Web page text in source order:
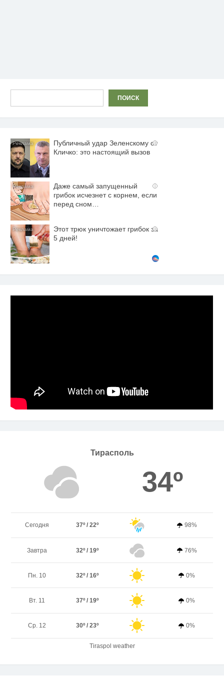
ПОИСК
i
Публичный удар Зеленскому от
Кличко: это настоящий вызов
i
Даже самый запущенный
грибок исчезнет с корнем, если
перед сном…
i
Этот трюк уничтожает грибок за
5 дней!
Тирасполь
34º
Сегодня 37º / 22º 98%
Завтра 32º / 19º 76%
Пн. 10 32º / 16º 0%
Вт. 11 37º / 19º 0%
Ср. 12 30º / 23º 0%
Tiraspol weather